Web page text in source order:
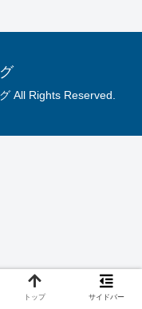
All Rights Reserved.
トップ サイドバー